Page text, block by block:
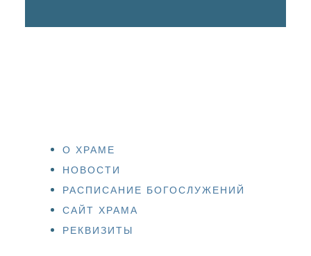
О ХРАМЕ
НОВОСТИ
РАСПИСАНИЕ БОГОСЛУЖЕНИЙ
САЙТ ХРАМА
РЕКВИЗИТЫ